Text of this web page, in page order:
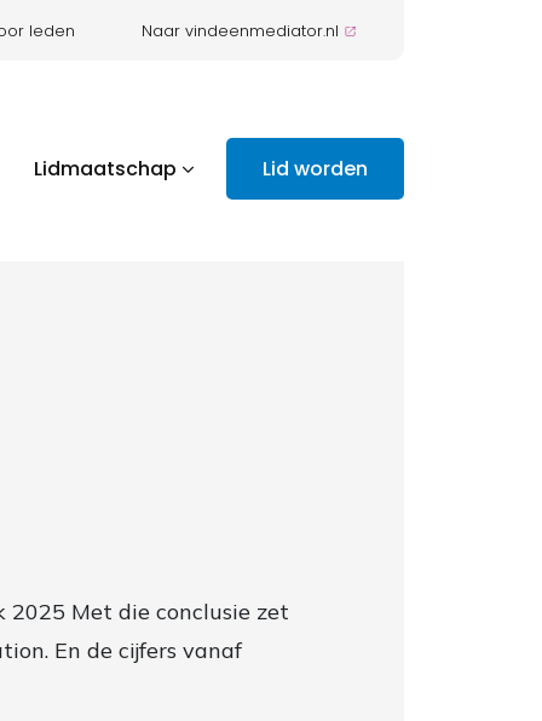
leden Naar vindeenmediator.nl
Lidmaatschap Lid worden
Met die conclusie zet
En de cijfers vanaf